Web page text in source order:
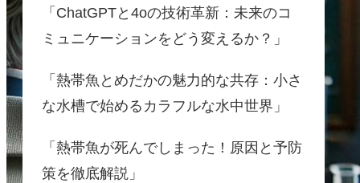
「ChatGPTと4oの技術革新：未来のコ
ミュニケーションをどう変えるか？」
「熱帯魚とめだかの魅力的な共存：小さ
な水槽で始めるカラフルな水中世界」
「熱帯魚が死んでしまった！原因と予防
策を徹底解説」